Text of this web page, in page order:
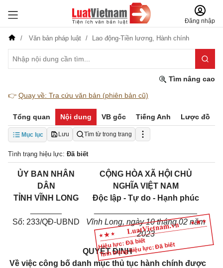
Đăng nhập
Văn bản pháp luật Lao động-Tiền lương, Hành chính
Tìm nâng cao
👉 Quay về: Tra cứu văn bản (phiên bản cũ)
Tổng quan Nội dung VB gốc Tiếng Anh Lược đồ
Mục lục Lưu Tìm từ trong trang
Tình trạng hiệu lực: Đã biết
Hiệu lực: Đã biết
Tình trạng hiệu lực: Đã biết
ỦY BAN NHÂN
DÂN
TỈNH VĨNH LONG
Số: 233/QĐ-UBND
CỘNG HÒA XÃ HỘI CHỦ
NGHĨA VIỆT NAM
Độc lập - Tự do - Hạnh phúc
Vĩnh Long, ngày 10 tháng 02 năm
2023
QUYẾT ĐỊNH
Về việc công bố danh mục thủ tục hành chính được